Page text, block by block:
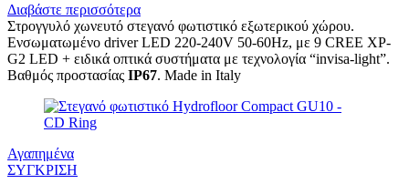
Διαβάστε περισσότερα
Στρογγυλό χωνευτό στεγανό φωτιστικό εξωτερικού χώρου.
Ενσωματωμένο driver LED 220-240V 50-60Hz, με 9 CREE XP-
G2 LED + ειδικά οπτικά συστήματα με τεχνολογία “invisa-light”.
Βαθμός προστασίας IP67. Made in Italy
Αγαπημένα
ΣΥΓΚΡΙΣΗ